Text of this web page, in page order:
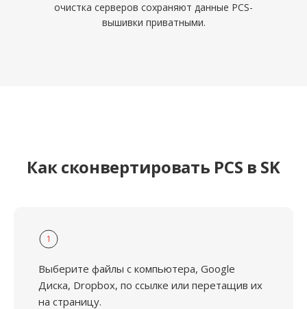
очистка серверов сохраняют данные PCS-
вышивки приватными.
Как сконвертировать PCS в SK
1
Выберите файлы с компьютера, Google
Диска, Dropbox, по ссылке или перетащив их
на страницу.